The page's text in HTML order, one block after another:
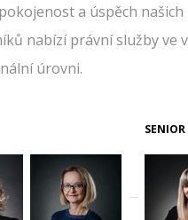
a úspěch našich
nabízí právní služby ve
úrovni.